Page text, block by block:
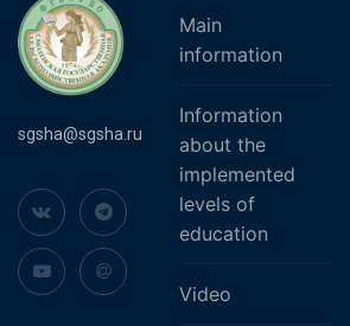
sgsha@sgsha.ru
Main
information
Information
about the
implemented
levels of
education
Video